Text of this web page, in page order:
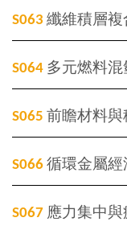
S063 纖維積層複
S064 多元燃料
S065 前瞻材料與
S066 循環金屬經
S067 應力集中